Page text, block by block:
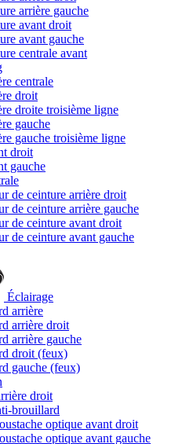
arrière gauche
avant droit
avant gauche
centrale avant
centrale
droit
droite troisième ligne
gauche
gauche troisième ligne
droit
gauche
de ceinture arrière droit
de ceinture arrière gauche
de ceinture avant droit
de ceinture avant gauche
Éclairage
arrière
arrière droit
arrière gauche
droit (feux)
gauche (feux)
droit
brouillard
optique avant droit
optique avant gauche